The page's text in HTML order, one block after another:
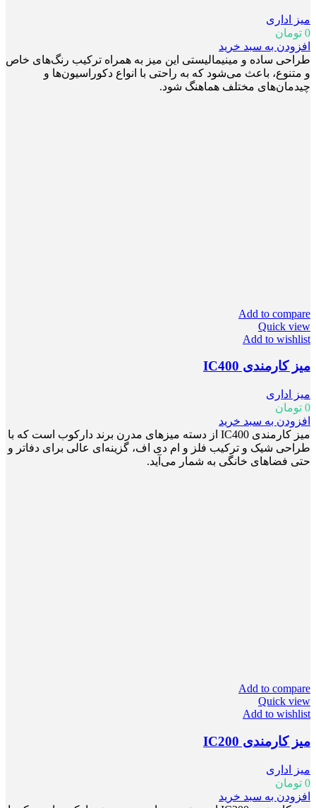
میز اداری
0 تومان
افزودن به سبد خرید
طراحی ساده و مینیمالیستی این میز به همراه ترکیب رنگ‌های خاص
و متنوع، باعث می‌شود که به راحتی با انواع دکوراسیون‌ها و
چیدمان‌های مختلف هماهنگ شود.
Add to compare
Quick view
Add to wishlist
میز کارمندی IC400
میز اداری
0 تومان
افزودن به سبد خرید
میز کارمندی IC400 از دسته میزهای مدرن برند دارکوب است که با
طراحی شیک و ترکیب فلز و ام دی اف، گزینه‌ای عالی برای دفاتر و
حتی فضاهای خانگی به شمار می‌آید.
Add to compare
Quick view
Add to wishlist
میز کارمندی IC200
میز اداری
0 تومان
افزودن به سبد خرید